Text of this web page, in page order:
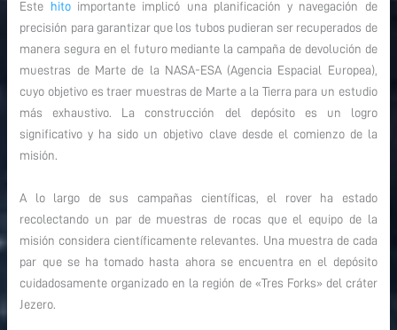
Este hitoimportante implicó una planificación y navegación de
precisión para garantizar que los tubos pudieran ser recuperados de
manera segura en el futuro mediante la campaña de devolución de
muestras de Marte de la NASA-ESA (Agencia Espacial Europea),
cuyo objetivo es traer muestras de Marte a la Tierra para un estudio
más exhaustivo. La construcción del depósito es un logro
significativo y ha sido un objetivo clave desde el comienzo de la
misión.
A lo largo de sus campañas científicas, el rover ha estado
recolectando un par de muestras de rocas que el equipo de la
misión considera científicamente relevantes. Una muestra de cada
par que se ha tomado hasta ahora se encuentra en el depósito
cuidadosamente organizado en la región de «Tres Forks» del cráter
Jezero.